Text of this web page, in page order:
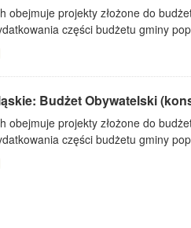
obejmuje projekty złożone do
części budżetu gminy
Budżet Obywatelski
obejmuje projekty złożone do
części budżetu gminy